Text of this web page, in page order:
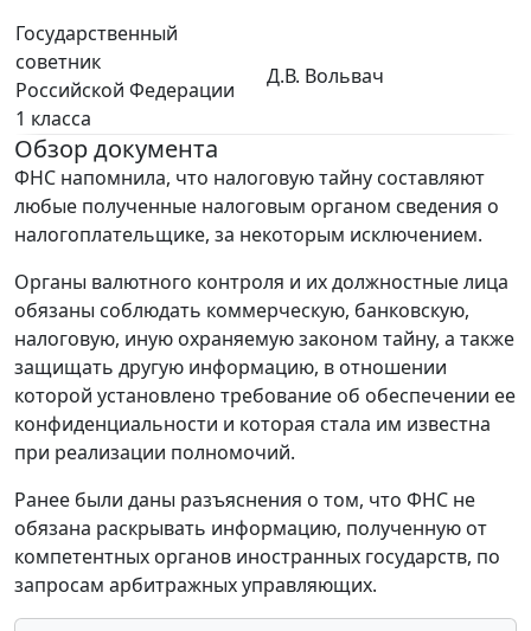
Государственный
советник
Российской Федерации
1 класса
Д.В. Вольвач
Обзор документа
ФНС напомнила, что налоговую тайну составляют
любые полученные налоговым органом сведения о
налогоплательщике, за некоторым исключением.
Органы валютного контроля и их должностные лица
обязаны соблюдать коммерческую, банковскую,
налоговую, иную охраняемую законом тайну, а также
защищать другую информацию, в отношении
которой установлено требование об обеспечении ее
конфиденциальности и которая стала им известна
при реализации полномочий.
Ранее были даны разъяснения о том, что ФНС не
обязана раскрывать информацию, полученную от
компетентных органов иностранных государств, по
запросам арбитражных управляющих.